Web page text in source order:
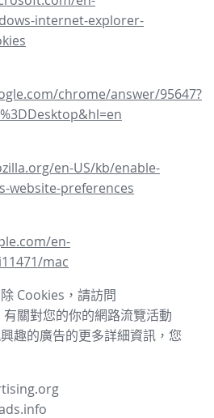
internet-explorer-
chrome/answer/95647?
en-US/kb/enable-
website-preferences
en-
mac
Cookies，請訪問
關對您的你的網路流覽活動
趣的廣告的更多詳細資訊，您